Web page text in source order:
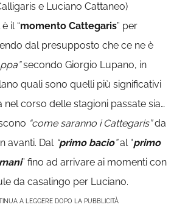
e Luciano Cattaneo)
il “momento Cattegaris” per
dal presupposto che ce ne è
secondo Giorgio Lupano, in
quali sono quelli più significativi
nel corso delle stagioni passate sia…
“come saranno i Cattegaris”da
avanti. Dal “primo bacio”al “primo
” fino ad arrivare ai momenti con
da casalingo per Luciano.
A LEGGERE DOPO LA PUBBLICITÀ